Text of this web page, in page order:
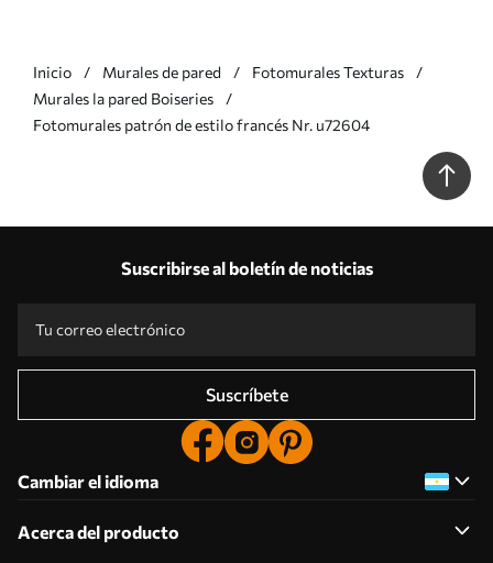
Inicio Murales de pared
Fotomurales Texturas
Murales la pared Boiseries
Fotomurales patrón de estilo francés Nr. u72604
Suscribirse al boletín de noticias
Suscríbete
Cambiar el idioma
Acerca del producto